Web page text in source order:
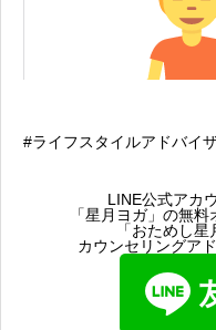
#ライフスタイルアドバイ
LINE公式アカ
「星月ヨガ」の無
「おためし
カウンセリングア